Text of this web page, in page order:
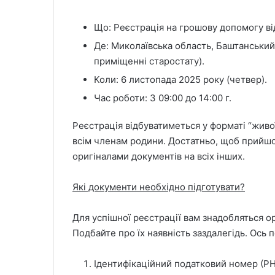
Що: Реєстрація на грошову допомогу
Де: Миколаївська область,
приміщенні старостату).
Коли: 6 листопада 2025 року (четвер).
Час роботи: З 09:00 до 14:00 г.
Реєстрація відбуватиметься у форматі
всім членам родини. Достатньо, щоб
оригіналами документів на всіх інших.
Які документи необхідно підготувати?
Для успішної реєстрації вам знадобляться
Подбайте про їх наявність заздалегідь. Ось
Ідентифікаційний податковий номер